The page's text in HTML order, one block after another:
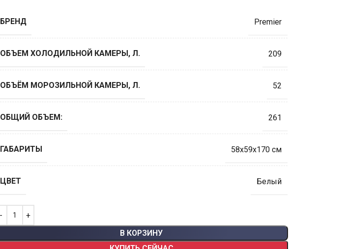
БРЕНД Premier
ОБЪЕМ ХОЛОДИЛЬНОЙ КАМЕРЫ, Л. 209
ОБЪЁМ МОРОЗИЛЬНОЙ КАМЕРЫ, Л. 52
ОБЩИЙ ОБЪЕМ: 261
ГАБАРИТЫ 58x59x170 см
ЦВЕТ Белый
В КОРЗИНУ